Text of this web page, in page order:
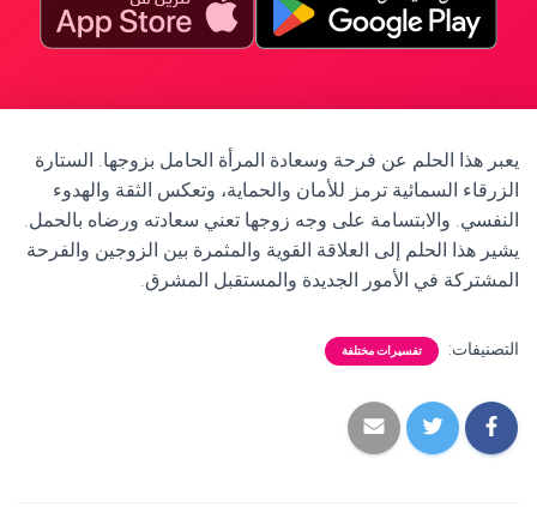
يعبر هذا الحلم عن فرحة وسعادة المرأة الحامل بزوجها. الستارة
الزرقاء السمائية ترمز للأمان والحماية، وتعكس الثقة والهدوء
النفسي. والابتسامة على وجه زوجها تعني سعادته ورضاه بالحمل.
يشير هذا الحلم إلى العلاقة القوية والمثمرة بين الزوجين والفرحة
المشتركة في الأمور الجديدة والمستقبل المشرق.
التصنيفات: تفسيرات مختلفة